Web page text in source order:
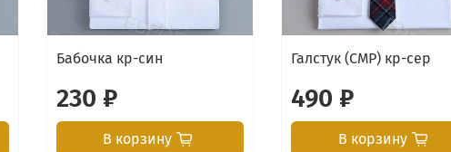
Бабочка кр-син
230 ₽
В корзину
Галстук (СMР) кр-сер
490 ₽
В корзину